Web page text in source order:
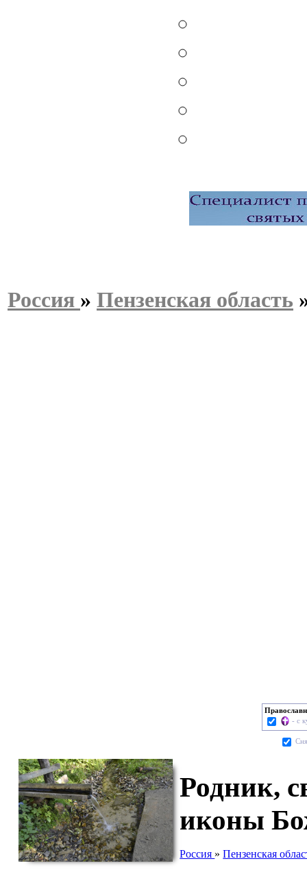
Россия » Пензенская область
- с
Родник,
иконы
Россия »Пензенская